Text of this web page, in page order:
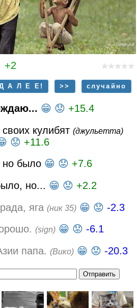
+2
А Л Е Е! >> случайно
😁 😟 +15.4
кулибят (джульетта)
😟 +11.6
было 😁 😟 +7.6
но... 😁 😟 +2.2
яга (ник 35) 😁 😟 -2.3
(sign) 😁 😟 -6.1
папа. (Вико) 😁 😟 -20.3